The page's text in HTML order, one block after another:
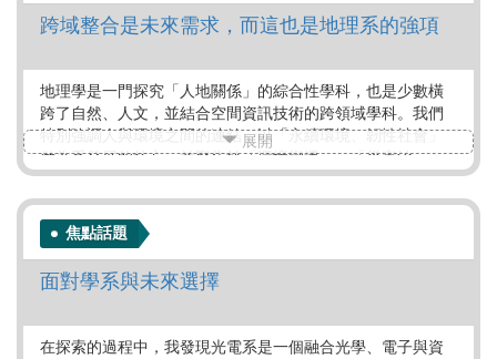
跨域整合是未來需求，而這也是地理系的強項
地理學是一門探究「人地關係」的綜合性學科，也是少數橫
跨了自然、人文，並結合空間資訊技術的跨領域學科。我們
特別強調人與環境之間的連結，以「永續環境、韌性社會」
做為系發展的核心，並聚焦於「環境變遷」、「災害治
理」、「空間數據」、「都市人文」和「綠色產業」五大領
域，強化地理知識在氣候變遷、防災應用、都市發展與大學
社會責任的核心價值，期盼能培育出具備解決人與環境議題
的地理人才。
作者：國立彰化師範大學地理學系 涂建翊教授
校系介紹 大學教授 地球環境學群
展開
焦點話題
面對學系與未來選擇
在探索的過程中，我發現光電系是一個融合光學、電子與資